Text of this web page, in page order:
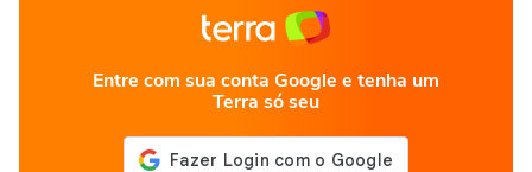
Entre com sua conta Google e tenha um
Terra só seu